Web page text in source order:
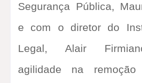
Segurança Pública,
e com o diretor do
Legal, Alair
agilidade na